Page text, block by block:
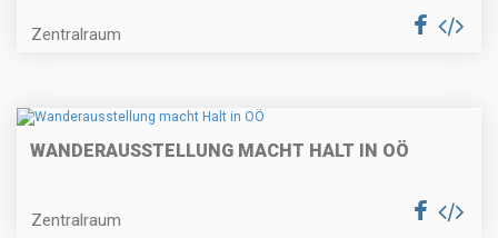
Zentralraum
WANDERAUSSTELLUNG MACHT HALT IN OÖ
Zentralraum